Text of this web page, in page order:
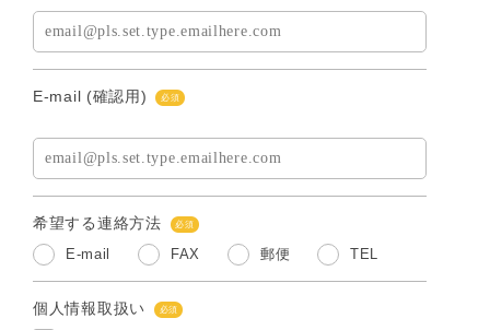
E-mail (確認用) 必須
希望する連絡方法 必須
E-mail FAX 郵便 TEL
個人情報取扱い 必須